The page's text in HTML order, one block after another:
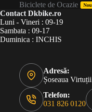
Biciclete de Ocazie
Nou
Contact Dkbike.ro
Luni - Vineri : 09-19
Sambata : 09-17
Duminica : INCHIS
Adresă:
Șoseaua
Telefon:
031 826 0120